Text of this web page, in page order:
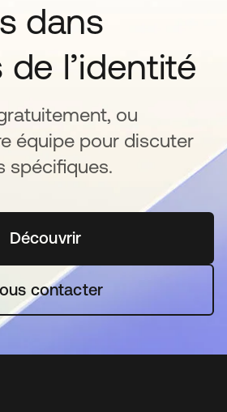
dans
de l’identité
ou
équipe pour discuter
spécifiques.
Découvrirs’ouvre dans un nouvel
contacter